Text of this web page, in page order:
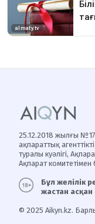
25.12.2018 жылғы
ақпараттық
туралы куәлігі,
Ақпарат комитетімен
Бұл желілік
жастан
© 2025 Aikyn.kz.